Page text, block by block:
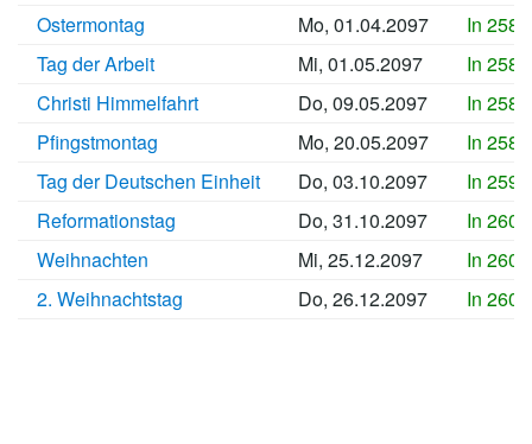
Ostermontag
Mo, 01.04.2097
In
Tag der Arbeit
Mi, 01.05.2097
In
Christi Himmelfahrt
Do, 09.05.2097
In
Pfingstmontag
Mo, 20.05.2097
In
Tag der Deutschen Einheit
Do, 03.10.2097
In
Reformationstag
Do, 31.10.2097
In
Weihnachten
Mi, 25.12.2097
In
2. Weihnachtstag
Do, 26.12.2097 In